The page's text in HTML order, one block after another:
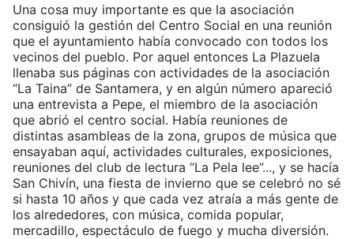
Una cosa muy importante es que la asociación
consiguió la gestión del Centro Social en una reunión
que el ayuntamiento había convocado con todos los
vecinos del pueblo. Por aquel entonces La Plazuela
llenaba sus páginas con actividades de la asociación
“La Taina” de Santamera, y en algún número apareció
una entrevista a Pepe, el miembro de la asociación
que abrió el centro social. Había reuniones de
distintas asambleas de la zona, grupos de música que
ensayaban aquí, actividades culturales, exposiciones,
reuniones del club de lectura “La Pela lee”..., y se hacía
San Chivín, una fiesta de invierno que se celebró no sé
si hasta 10 años y que cada vez atraía a más gente de
los alrededores, con música, comida popular,
mercadillo, espectáculo de fuego y mucha diversión.